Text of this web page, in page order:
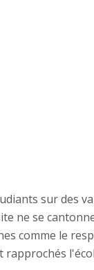
sur des
ne se
comme le
rapprochés